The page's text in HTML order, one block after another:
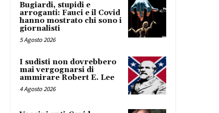
Bugiardi, stupidi e
arroganti: Fauci e il Covid
hanno mostrato chi sono i
giornalisti
5 Agosto 2026
I sudisti non dovrebbero
mai vergognarsi di
ammirare Robert E. Lee
4 Agosto 2026